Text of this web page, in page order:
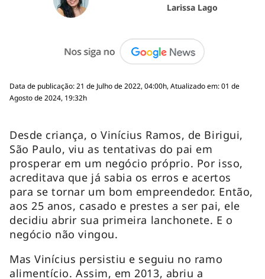
Larissa Lago
Data de publicação: 21 de Julho de 2022, 04:00h, Atualizado em: 01 de
Agosto de 2024, 19:32h
Desde criança, o Vinícius Ramos, de Birigui,
São Paulo, viu as tentativas do pai em
prosperar em um negócio próprio. Por isso,
acreditava que já sabia os erros e acertos
para se tornar um bom empreendedor. Então,
aos 25 anos, casado e prestes a ser pai, ele
decidiu abrir sua primeira lanchonete. E o
negócio não vingou.
Mas Vinícius persistiu e seguiu no ramo
alimentício. Assim, em 2013, abriu a